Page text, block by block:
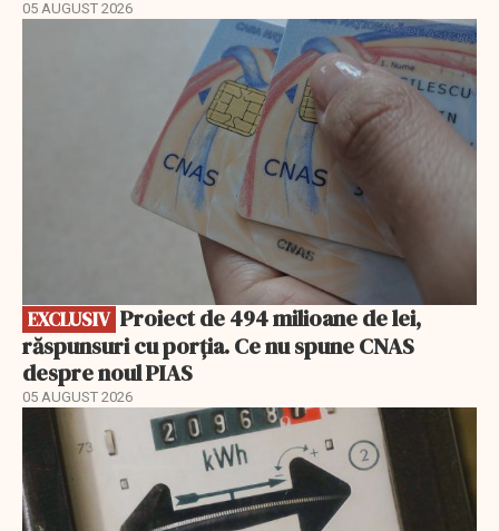
05 AUGUST 2026
EXCLUSIV
răspunsuri cu porția. Ce nu spune CNAS
despre noul PIAS
05 AUGUST 2026